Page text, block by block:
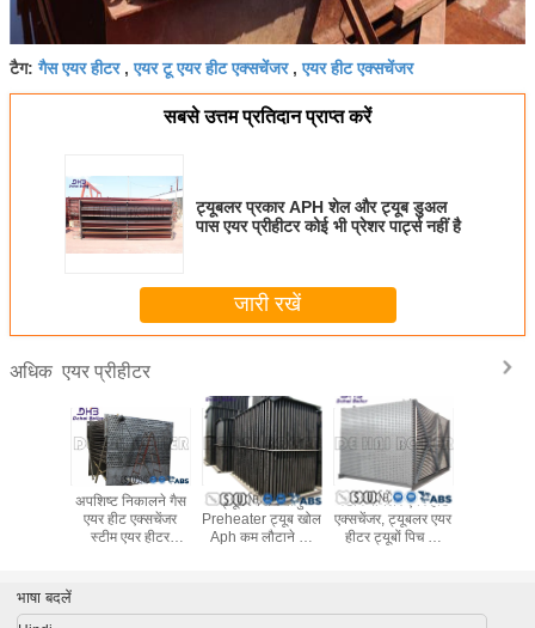
टैग:गैस एयर हीटर,एयर टू एयर हीट एक्सचेंजर,एयर हीट एक्सचेंजर
सबसे उत्तम प्रतिदान प्राप्त करें
ट्यूबलर प्रकार APH शेल और ट्यूब डुअल
पास एयर प्रीहीटर कोई भी प्रेशर पार्ट्स नहीं है
जारी रखें
अधिक एयर प्रीहीटर
अपशिष्ट निकालने गैस
एयर हीट एक्सचेंजर
स्टीम एयर हीटर
ट्यूब निर्माण वायु
Preheater ट्यूब खोल
Aph कम लौटाने का
स्टीम बॉयलर एयर हीट
एक्सचेंजर, ट्यूबलर एयर
हीटर ट्यूबों पिच की
भाषा बदलें